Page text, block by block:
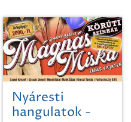
Nyáresti
hangulatok -